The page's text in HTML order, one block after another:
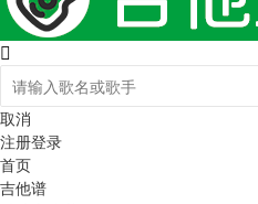
取消
注册登录
首页
吉他谱